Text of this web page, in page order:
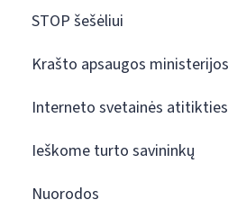
STOP šešėliui
Krašto apsaugos
Interneto svetainės
Ieškome turto savininkų
Nuorodos